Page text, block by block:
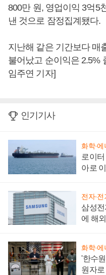
800만 원, 영업이익 3억5
낸 것으로 잠정집계됐다.
지난해 같은 기간보다 매
불어났고 순이익은 2.5%
임주연 기자]
인기기사
화학·에
로이
아로
전자·전
삼성
에 해
화학·에
'한수
원자로